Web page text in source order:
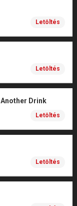
Letöltés
Letöltés
Drink
Letöltés
Letöltés